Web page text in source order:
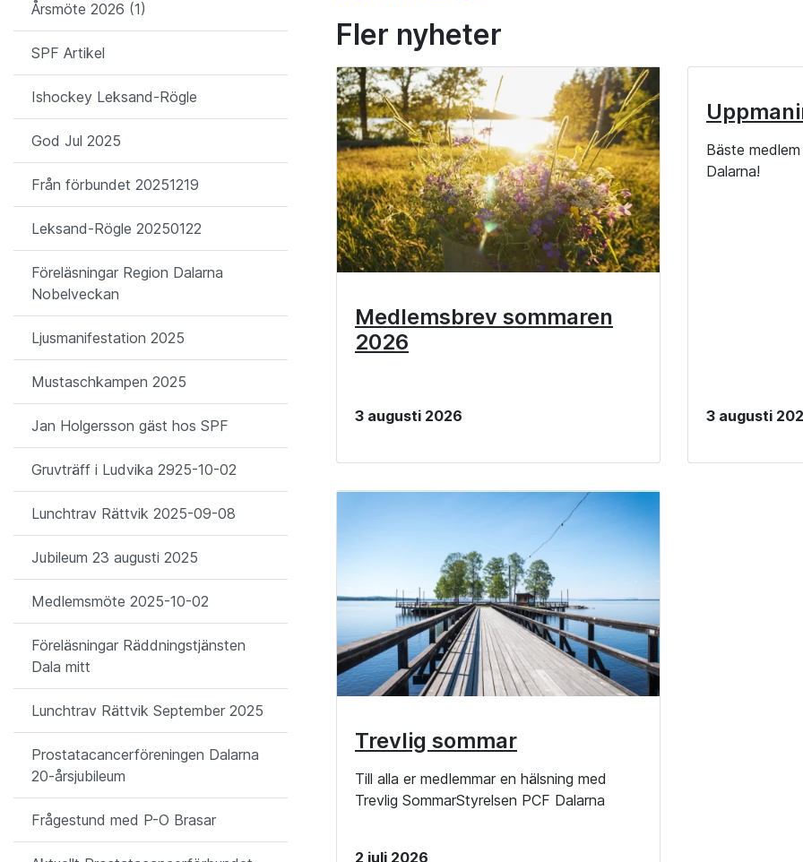
Årsmöte 2026 (1)
SPF Artikel
Ishockey Leksand-Rögle
God Jul 2025
Från förbundet 20251219
Leksand-Rögle 20250122
Föreläsningar Region Dalarna
Nobelveckan
Ljusmanifestation 2025
Mustaschkampen 2025
Jan Holgersson gäst hos SPF
Gruvträff i Ludvika 2925-10-02
Lunchtrav Rättvik 2025-09-08
Jubileum 23 augusti 2025
Medlemsmöte 2025-10-02
Föreläsningar Räddningstjänsten
Dala mitt
Lunchtrav Rättvik September 2025
Prostatacancerföreningen Dalarna
20-årsjubileum
Frågestund med P-O Brasar
Fler nyheter
Medlemsbrev sommaren
2026
3 augusti 2026
Bäste
Dalarna!
3 augusti
Trevlig sommar
Till alla er medlemmar en hälsning med
Trevlig SommarStyrelsen PCF Dalarna
2 juli 2026